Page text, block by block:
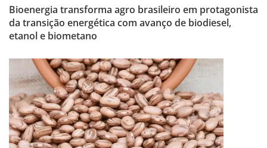
Bioenergia transforma agro brasileiro em protagonista
da transição energética com avanço de biodiesel,
etanol e biometano